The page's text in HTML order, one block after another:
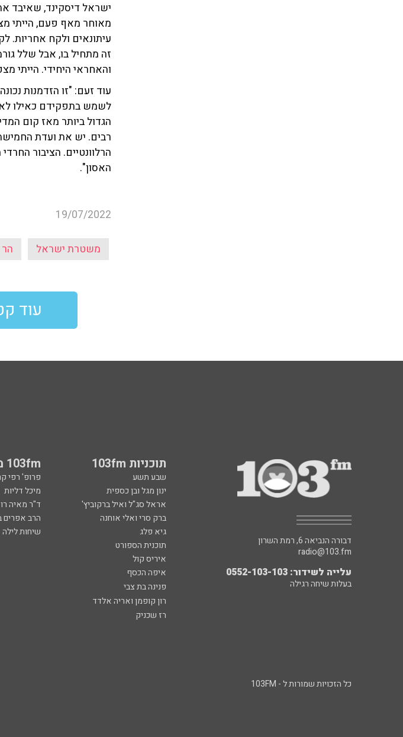
ישראל דיסקינד, שאיבד
מאוחר מאף פעם, הייתי
עיתונאים ולקח אחריות.
זה מתחיל בו, אבל שלל
והאחראי היחידי. הייתי
עוד זעם: "זו הזדמנות
הגדול ביותר מאז קום
רבים. יש את ועדת
הרלוונטיים. הציבור
האסון".
19/07/2022
משטרת ישראל הר
עוד
תוכניות 103fm 103fm מייעצים
שבע תשע פרופ' רפי
ינון מגל ובן כספית
מיכל דליות
אראל סג"ל ואיל ברקוביץ'
ד"ר מאיה
ברק סרי ואלי אוחנה
הרב אפרים
גיא פלג
שיחות לילה
תוכנית הספורט
איריס קול
איפה הכסף
פנינה בת צבי
רון קופמן ואריה אלדד
רז שכניק
דבורה הנביאה 6, רמת השרון
radio@103.fm
עלייה לשידור: 0552-103-103
בעלות שיחה רגילה
כל הזכויות שמורות ל - 103FM